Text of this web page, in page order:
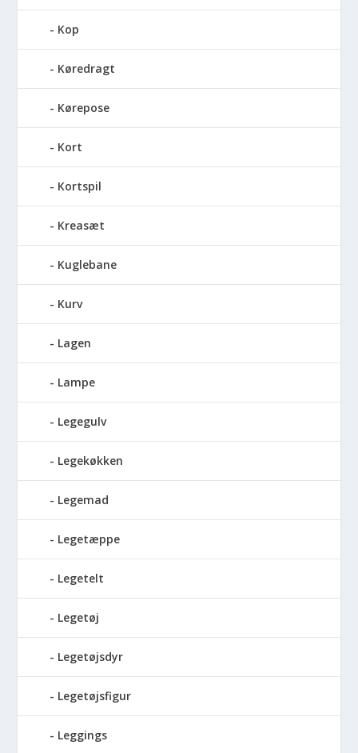
Kop
Køredragt
Kørepose
Kort
Kortspil
Kreasæt
Kuglebane
Kurv
Lagen
Lampe
Legegulv
Legekøkken
Legemad
Legetæppe
Legetelt
Legetøj
Legetøjsdyr
Legetøjsfigur
Leggings